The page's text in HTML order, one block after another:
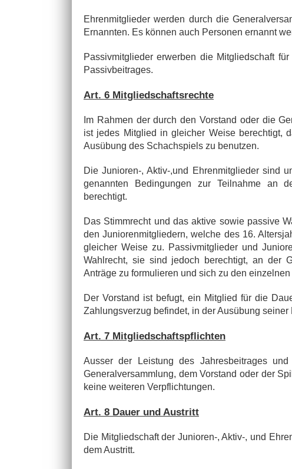
Ehrenmitglieder werden durch die
Ernannten. Es können auch Personen ernannt
Passivmitglieder erwerben die Mitgliedschaft
Passivbeitrages.
Art. 6 Mitgliedschaftsrechte
Im Rahmen der durch den Vorstand oder die
ist jedes Mitglied in gleicher Weise berechtigt,
Ausübung des Schachspiels zu benutzen.
Die Junioren-, Aktiv-,und Ehrenmitglieder sind
genannten Bedingungen zur Teilnahme an
berechtigt.
Das Stimmrecht und das aktive sowie passive
den Juniorenmitgliedern, welche des 16.
gleicher Weise zu. Passivmitglieder und
Wahlrecht, sie sind jedoch berechtigt, an der
Anträge zu formulieren und sich zu den
Der Vorstand ist befugt, ein Mitglied für die
Zahlungsverzug befindet, in der Ausübung
Art. 7 Mitgliedschaftspflichten
Ausser der Leistung des Jahresbeitrages
Generalversammlung, dem Vorstand oder der
keine weiteren Verpflichtungen.
Art. 8 Dauer und Austritt
Die Mitgliedschaft der Junioren-, Aktiv-, und
dem Austritt.